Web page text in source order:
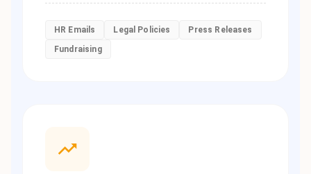
HR Emails Legal Policies
Press Releases
Fundraising